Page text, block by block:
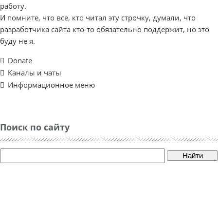
работу.
И помните, что все, кто читал эту строчку, думали, что
разработчика сайта кто-то обязательно поддержит, но это
буду не я.
Donate
Каналы и чаты
Информационное меню
Поиск по сайту
Найти